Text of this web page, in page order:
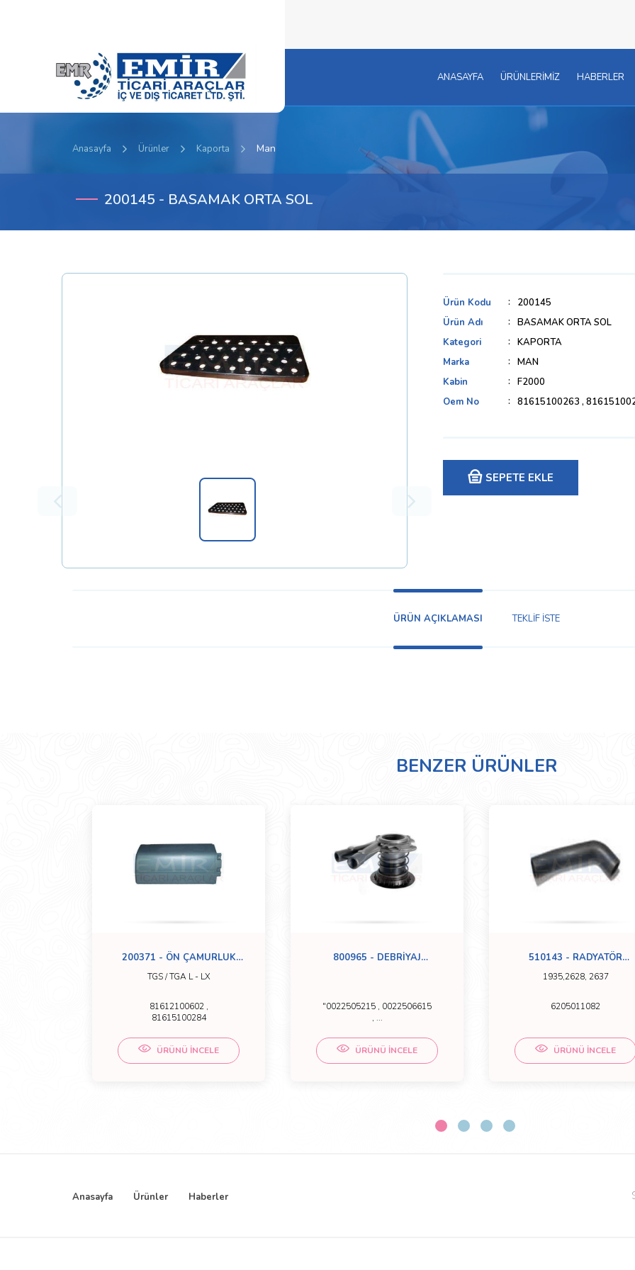
ANASAYFA ÜRÜNLERİMİZ HABERLER
Anasayfa Ürünler Kaporta Man
200145 - BASAMAK ORTA SOL
Ürün Kodu
200145
Ürün Adı
BASAMAK ORTA SOL
Kategori
KAPORTA
Marka
MAN
Kabin
F2000
Oem No
81615100263 ,
SEPETE EKLE
ÜRÜN AÇIKLAMASI TEKLİF İSTE
BENZER ÜRÜNLER
200371 - ÖN ÇAMURLUK
SAĞ
TGS / TGA L - LX
81612100602 ,
81615100284
ÜRÜNÜ İNCELE
800965 - DEBRİYAJ
"0022505215 , 0022506615
, ...
ÜRÜNÜ İNCELE
510143 - RADYATÖR
HORTUMU
1935,2628, 2637
6205011082
ÜRÜNÜ İNCELE
Anasayfa Ürünler Haberler